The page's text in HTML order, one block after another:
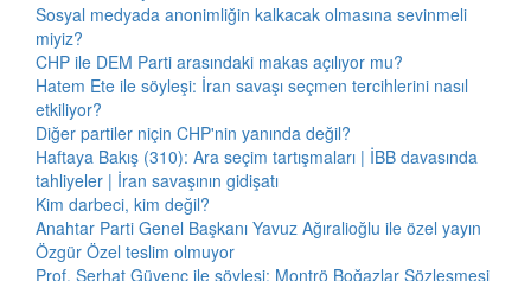
Sosyal medyada anonimliğin kalkacak olmasına sevinmeli
miyiz?
CHP ile DEM Parti arasındaki makas açılıyor mu?
Hatem Ete ile söyleşi: İran savaşı seçmen tercihlerini nasıl
etkiliyor?
Diğer partiler niçin CHP'nin yanında değil?
Haftaya Bakış (310): Ara seçim tartışmaları | İBB davasında
tahliyeler | İran savaşının gidişatı
Kim darbeci, kim değil?
Anahtar Parti Genel Başkanı Yavuz Ağıralioğlu ile özel yayın
Özgür Özel teslim olmuyor
Prof. Serhat Güvenç ile söyleşi: Montrö Boğazlar Sözleşmesi